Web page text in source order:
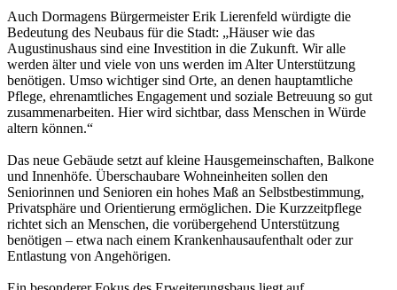
Auch Dormagens Bürgermeister Erik Lierenfeld würdigte die
Bedeutung des Neubaus für die Stadt: „Häuser wie das
Augustinushaus sind eine Investition in die Zukunft. Wir alle
werden älter und viele von uns werden im Alter Unterstützung
benötigen. Umso wichtiger sind Orte, an denen hauptamtliche
Pflege, ehrenamtliches Engagement und soziale Betreuung so gut
zusammenarbeiten. Hier wird sichtbar, dass Menschen in Würde
altern können.“
Das neue Gebäude setzt auf kleine Hausgemeinschaften, Balkone
und Innenhöfe. Überschaubare Wohneinheiten sollen den
Seniorinnen und Senioren ein hohes Maß an Selbstbestimmung,
Privatsphäre und Orientierung ermöglichen. Die Kurzzeitpflege
richtet sich an Menschen, die vorübergehend Unterstützung
benötigen – etwa nach einem Krankenhausaufenthalt oder zur
Entlastung von Angehörigen.